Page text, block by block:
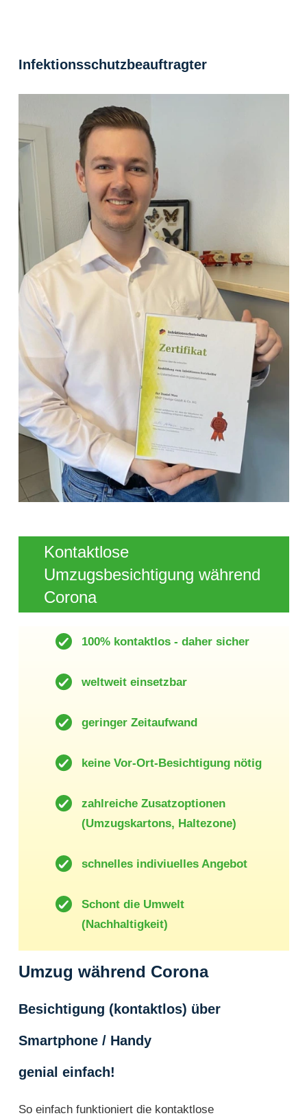
Infektionsschutzbeauftragter
Kontaktlose
Umzugsbesichtigung während
Corona
100% kontaktlos - daher sicher
weltweit einsetzbar
geringer Zeitaufwand
keine Vor-Ort-Besichtigung nötig
zahlreiche Zusatzoptionen
(Umzugskartons, Haltezone)
schnelles indiviuelles Angebot
Schont die Umwelt
(Nachhaltigkeit)
Umzug während Corona
Besichtigung (kontaktlos) über
Smartphone / Handy
genial einfach!
So einfach funktioniert die kontaktlose